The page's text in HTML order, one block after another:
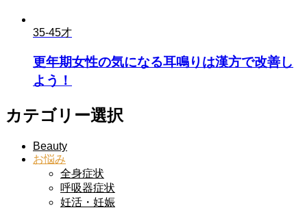
35-45才
更年期女性の気になる耳鳴りは漢方で改善し
よう！
カテゴリー選択
Beauty
お悩み
全身症状
呼吸器症状
妊活・妊娠